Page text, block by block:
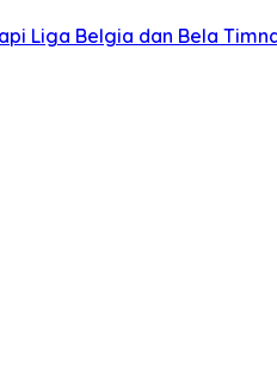
Liga Belgia dan Bela